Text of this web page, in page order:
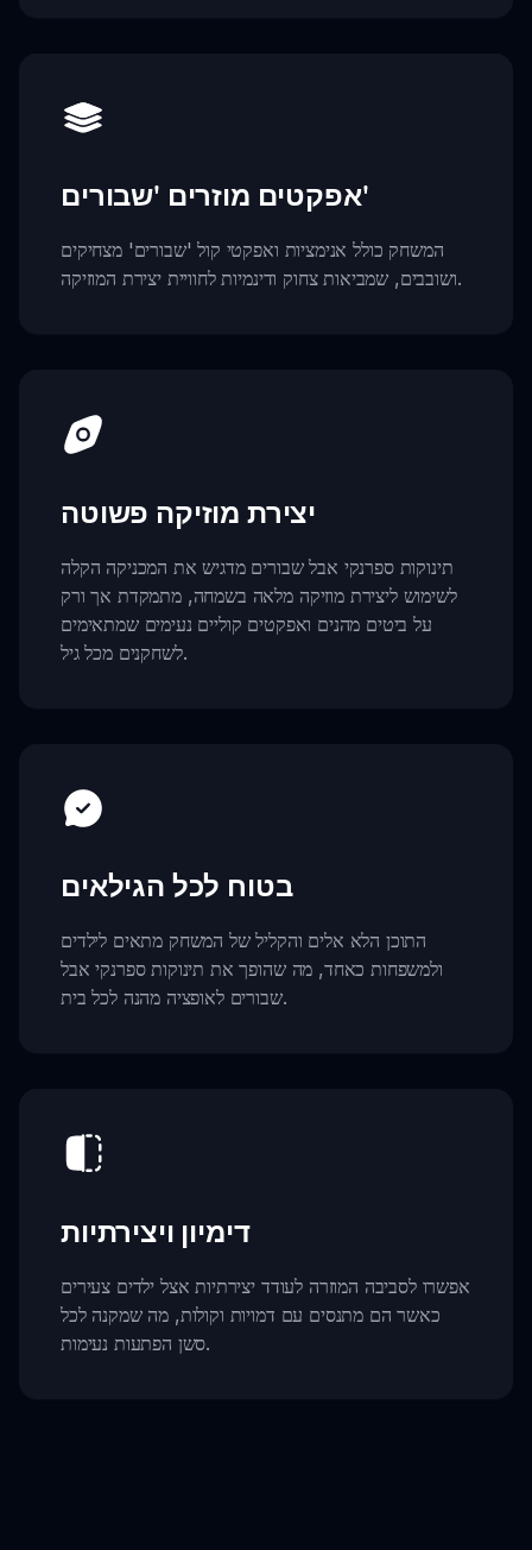
אפקטים מוזרים 'שבורים'
המשחק כולל אנימציות ואפקטי קול 'שבורים' מצחיקים
ושובבים, שמביאות צחוק ודינמיות לחוויית יצירת המוזיקה.
יצירת מוזיקה פשוטה
תינוקות ספרנקי אבל שבורים מדגיש את המכניקה הקלה
לשימוש ליצירת מוזיקה מלאה בשמחה, מתמקדת אך ורק
על ביטים מהנים ואפקטים קוליים נעימים שמתאימים
לשחקנים מכל גיל.
בטוח לכל הגילאים
התוכן הלא אלים והקליל של המשחק מתאים לילדים
ולמשפחות כאחד, מה שהופך את תינוקות ספרנקי אבל
שבורים לאופציה מהנה לכל בית.
דימיון ויצירתיות
אפשרו לסביבה המוזרה לעודד יצירתיות אצל ילדים צעירים
כאשר הם מתנסים עם דמויות וקולות, מה שמקנה לכל
סשן הפתעות נעימות.